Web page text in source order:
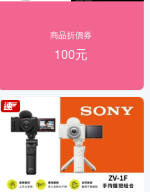
商品折價券
100元